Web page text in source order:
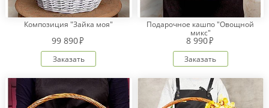
Композиция "Зайка моя"
99 890
Заказать
Подарочное кашпо "Овощной
микс"
8 990
Заказать